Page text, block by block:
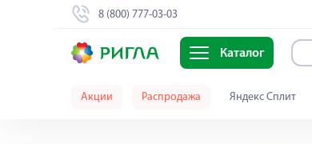
8 (800) 777-03-03
Каталог
Акции Распродажа Яндекс Сплит